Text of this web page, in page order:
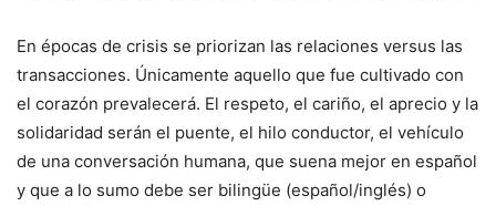
En épocas de crisis se priorizan las relaciones versus las
transacciones. Únicamente aquello que fue cultivado con
el corazón prevalecerá. El respeto, el cariño, el aprecio y la
solidaridad serán el puente, el hilo conductor, el vehículo
de una conversación humana, que suena mejor en español
y que a lo sumo debe ser bilingüe (español/inglés) o